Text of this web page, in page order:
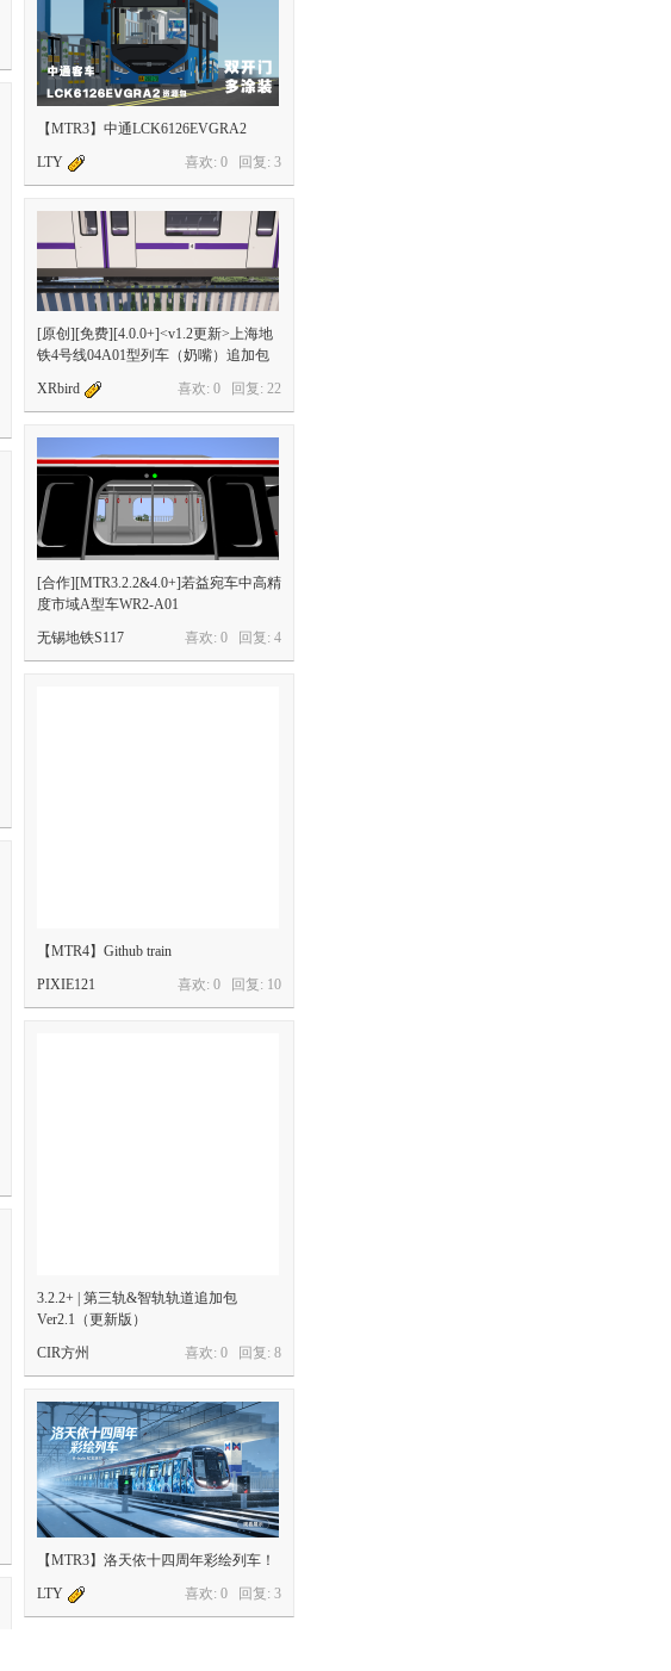
【MTR3】中通LCK6126EVGRA2
喜欢: 0 回复: 3
LTY
[原创][免费][4.0.0+]<v1.2更新>上海地
铁4号线04A01型列车（奶嘴）追加包
喜欢: 0 回复: 22
XRbird
[合作][MTR3.2.2&4.0+]若益宛车中高精
度市域A型车WR2-A01
喜欢: 0 回复: 4
无锡地铁S117
【MTR4】Github train
喜欢: 0 回复: 10
PIXIE121
3.2.2+ | 第三轨&智轨轨道追加包
Ver2.1（更新版）
喜欢: 0 回复: 8
CIR方州
【MTR3】洛天依十四周年彩绘列车！
喜欢: 0 回复: 3
LTY